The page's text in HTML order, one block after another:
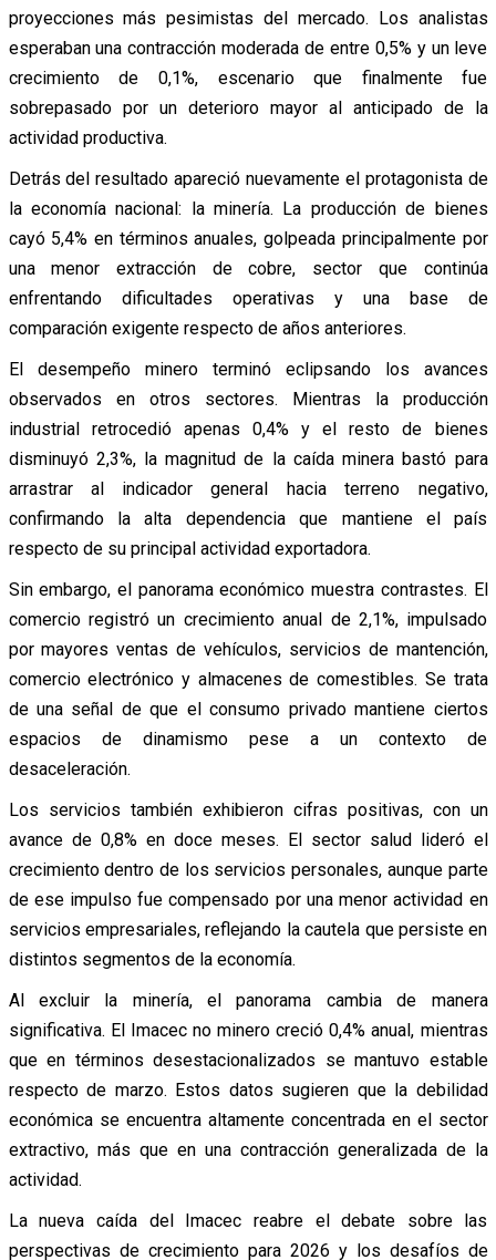
proyecciones más pesimistas del mercado. Los analistas
esperaban una contracción moderada de entre 0,5% y un leve
crecimiento de 0,1%, escenario que finalmente fue
sobrepasado por un deterioro mayor al anticipado de la
actividad productiva.
Detrás del resultado apareció nuevamente el protagonista de
la economía nacional: la minería. La producción de bienes
cayó 5,4% en términos anuales, golpeada principalmente por
una menor extracción de cobre, sector que continúa
enfrentando dificultades operativas y una base de
comparación exigente respecto de años anteriores.
El desempeño minero terminó eclipsando los avances
observados en otros sectores. Mientras la producción
industrial retrocedió apenas 0,4% y el resto de bienes
disminuyó 2,3%, la magnitud de la caída minera bastó para
arrastrar al indicador general hacia terreno negativo,
confirmando la alta dependencia que mantiene el país
respecto de su principal actividad exportadora.
Sin embargo, el panorama económico muestra contrastes. El
comercio registró un crecimiento anual de 2,1%, impulsado
por mayores ventas de vehículos, servicios de mantención,
comercio electrónico y almacenes de comestibles. Se trata
de una señal de que el consumo privado mantiene ciertos
espacios de dinamismo pese a un contexto de
desaceleración.
Los servicios también exhibieron cifras positivas, con un
avance de 0,8% en doce meses. El sector salud lideró el
crecimiento dentro de los servicios personales, aunque parte
de ese impulso fue compensado por una menor actividad en
servicios empresariales, reflejando la cautela que persiste en
distintos segmentos de la economía.
Al excluir la minería, el panorama cambia de manera
significativa. El Imacec no minero creció 0,4% anual, mientras
que en términos desestacionalizados se mantuvo estable
respecto de marzo. Estos datos sugieren que la debilidad
económica se encuentra altamente concentrada en el sector
extractivo, más que en una contracción generalizada de la
actividad.
La nueva caída del Imacec reabre el debate sobre las
perspectivas de crecimiento para 2026 y los desafíos de